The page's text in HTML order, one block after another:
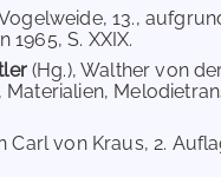
13.,
S. XXIX.
(Hg.), Walther von
Carl von Kraus, 2.